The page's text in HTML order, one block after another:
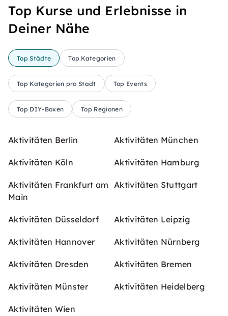
Top Kurse und Erlebnisse in
Deiner Nähe
Top Städte Top Kategorien
Top Kategorien pro Stadt Top Events
Top DIY-Boxen Top Regionen
Aktivitäten Berlin Aktivitäten München
Aktivitäten Köln Aktivitäten Hamburg
Aktivitäten Frankfurt am
Main
Aktivitäten Stuttgart
Aktivitäten Düsseldorf Aktivitäten Leipzig
Aktivitäten Hannover Aktivitäten Nürnberg
Aktivitäten Dresden Aktivitäten Bremen
Aktivitäten Münster Aktivitäten Heidelberg
Aktivitäten Wien